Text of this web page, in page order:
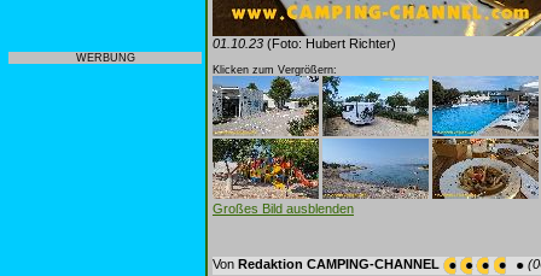
WERBUNG
01.10.23 (Foto: Hubert Richter)
Klicken zum Vergrößern:
Großes Bild ausblenden
Von Redaktion CAMPING-CHANNEL